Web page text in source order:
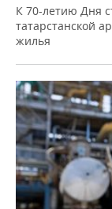
К 70-летию Дня
татарстанской
жилья